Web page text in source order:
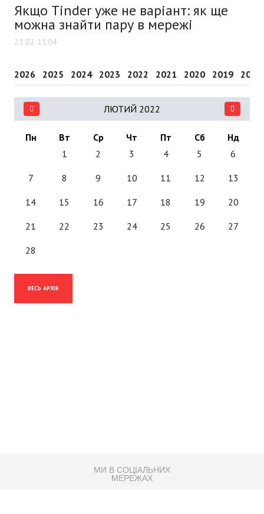
Якщо Tinder уже не варіант: як ще
можна знайти пару в мережі
21.02 11:04
2026 2025 2024 2023 2022 2021 2020 2019 2018
ЛЮТИЙ 2022
Пн Вт Ср Чт Пт Сб
Нд
1
2 3 4 5 6
7 8 9 10 11 12 13
14 15 16 17 18 19 20
21 22 23 24 25 26 27
28
ВЕСЬ АРХІВ
МИ В СОЦІАЛЬНИХ
МЕРЕЖАХ